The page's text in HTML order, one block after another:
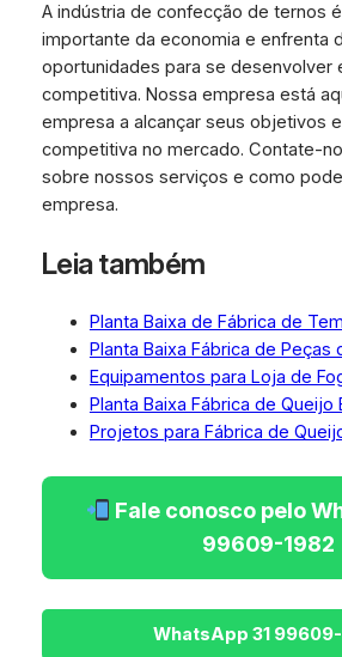
A indústria de confecção de ternos
importante da economia e enfrenta
oportunidades para se desenvolver
competitiva. Nossa empresa está
empresa a alcançar seus objetivos
competitiva no mercado. Contate-
sobre nossos serviços e como
empresa.
Leia também
Planta Baixa de Fábrica de
Planta Baixa Fábrica de Peças
Equipamentos para Loja de
Planta Baixa Fábrica de Queijo
Projetos para Fábrica de
Fale conosco pelo
99609-1982